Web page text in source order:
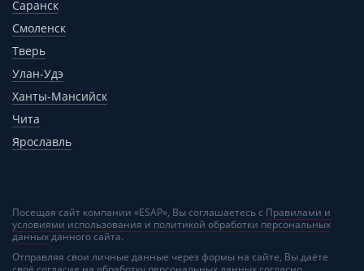
Саранск
Смоленск
Тверь
Улан-Удэ
Ханты-Мансийск
Чита
Ярославль
Посещая сайт компании «ESAP», Вы соглашаетесь с Правилами и
условиями использования и политикой обработки персональных
данныхданного сайта.
Отправляя свои личные данные через формы на сайте, Вы даёте